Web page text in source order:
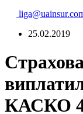
25.02.2019
КАСКО